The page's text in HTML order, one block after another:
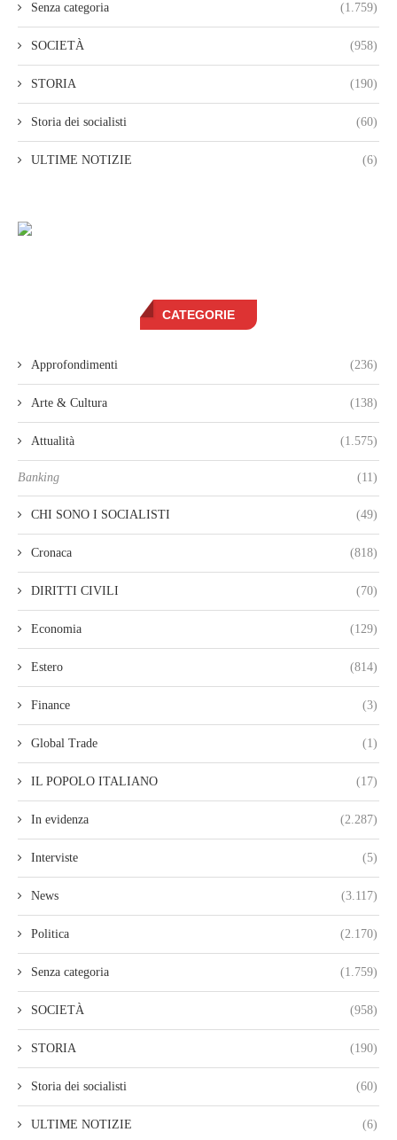
Senza categoria (1.759)
SOCIETÀ (958)
STORIA (190)
Storia dei socialisti (60)
ULTIME NOTIZIE (6)
CATEGORIE
Approfondimenti (236)
Arte & Cultura (138)
Attualità (1.575)
Banking (11)
CHI SONO I SOCIALISTI (49)
Cronaca (818)
DIRITTI CIVILI (70)
Economia (129)
Estero (814)
Finance (3)
Global Trade (1)
IL POPOLO ITALIANO (17)
In evidenza (2.287)
Interviste (5)
News (3.117)
Politica (2.170)
Senza categoria (1.759)
SOCIETÀ (958)
STORIA (190)
Storia dei socialisti (60)
ULTIME NOTIZIE (6)